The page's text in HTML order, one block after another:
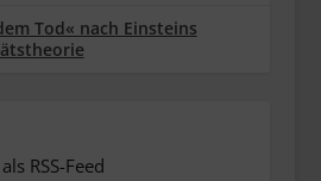
Tod« nach Einsteins
RSS-Feed